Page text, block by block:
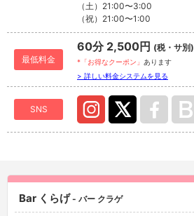
（土）21:00〜3:00
（祝）21:00〜1:00
最低料金
60分 2,500円 (税・サ別)
*「お得なクーポン」 あります
> 詳しい料金システムを見る
SNS
Bar くらげ - バー クラゲ